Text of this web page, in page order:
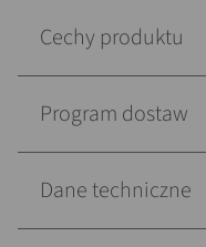
Cechy produktu
Program dostaw
Dane techniczne